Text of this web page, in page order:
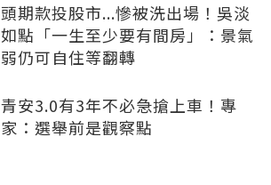
頭期款投股市...慘被洗出場！吳淡
如點「一生至少要有間房」：景氣
弱仍可自住等翻轉
青安3.0有3年不必急搶上車！專
家：選舉前是觀察點